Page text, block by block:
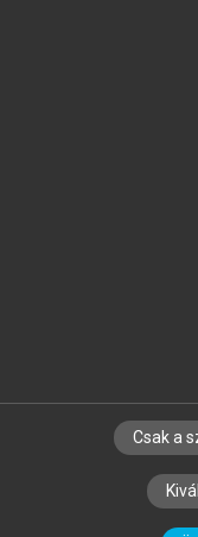
SZERZŐKNEK
Csak a